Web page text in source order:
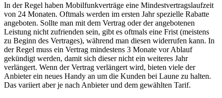
In der Regel haben Mobilfunkverträge eine Mindestvertragslaufzeit
von 24 Monaten. Oftmals werden im ersten Jahr spezielle Rabatte
angeboten. Sollte man mit dem Vertrag oder der angebotenen
Leistung nicht zufrienden sein, gibt es oftmals eine Frist (meistens
zu Beginn des Vertrages), während man diesen widerrufen kann. In
der Regel muss ein Vertrag mindestens 3 Monate vor Ablauf
gekündigt werden, damit sich dieser nicht ein weiteres Jahr
verlängert. Wenn der Vertrag verlängert wird, bieten viele der
Anbieter ein neues Handy an um die Kunden bei Laune zu halten.
Das variiert aber je nach Anbieter und dem gewählten Tarif.